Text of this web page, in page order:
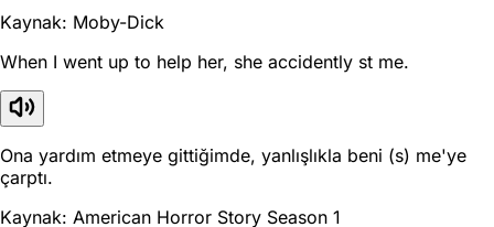
Kaynak: Moby-Dick
When I went up to help her, she accidently st me.
Ona yardım etmeye gittiğimde, yanlışlıkla beni (s) me'ye
çarptı.
Kaynak: American Horror Story Season 1